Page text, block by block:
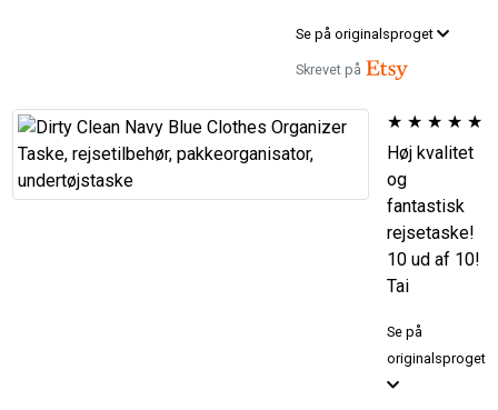
Se på originalsproget
Skrevet på
★ ★ ★ ★ ★
Høj kvalitet
og
fantastisk
rejsetaske!
10 ud af 10!
Tai
Se på
originalsproget